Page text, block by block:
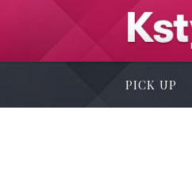
PICK UP